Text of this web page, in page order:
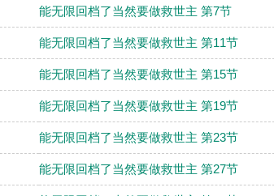
能无限回档了当然要做救世主 第7节
能无限回档了当然要做救世主 第11节
能无限回档了当然要做救世主 第15节
能无限回档了当然要做救世主 第19节
能无限回档了当然要做救世主 第23节
能无限回档了当然要做救世主 第27节